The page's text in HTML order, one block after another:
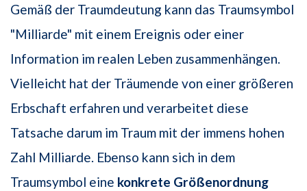
Gemäß der Traumdeutung kann das Traumsymbol
"Milliarde" mit einem Ereignis oder einer
Information im realen Leben zusammenhängen.
Vielleicht hat der Träumende von einer größeren
Erbschaft erfahren und verarbeitet diese
Tatsache darum im Traum mit der immens hohen
Zahl Milliarde. Ebenso kann sich in dem
Traumsymbol eine konkrete Größenordnung